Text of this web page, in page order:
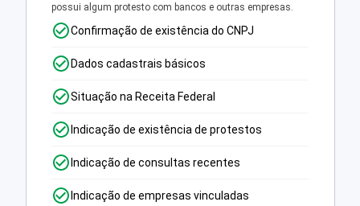
possui algum protesto com bancos e outras empresas.
Confirmação de existência do CNPJ
Dados cadastrais básicos
Situação na Receita Federal
Indicação de existência de protestos
Indicação de consultas recentes
Indicação de empresas vinculadas